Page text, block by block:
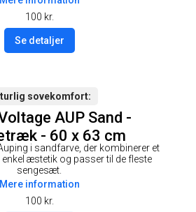
100 kr.
Se detaljer
sovekomfort
AUP Sand -
- 60 x 63 cm
i sandfarve, der kombinerer et
æstetik og passer til de fleste
sengesæt.
100 kr.
Mere information